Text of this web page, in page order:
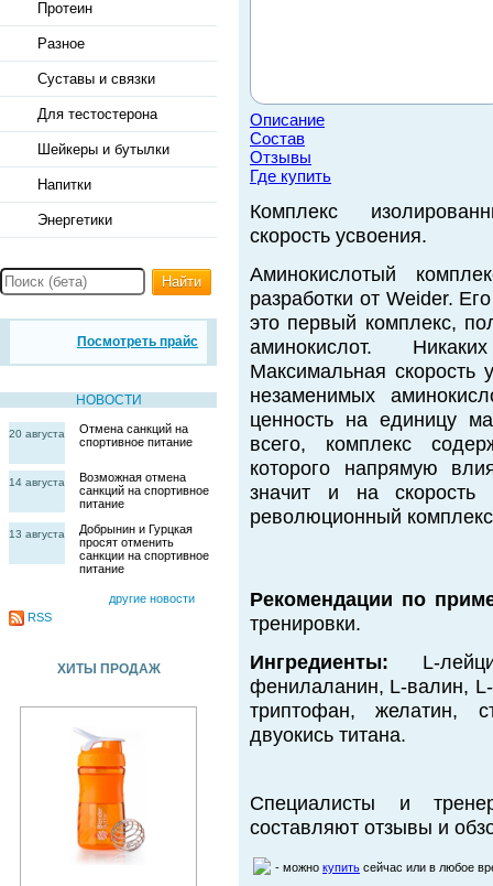
Протеин
Разное
Суставы и связки
Для тестостерона
Шейкеры и бутылки
Напитки
Энергетики
Найти
Посмотреть прайс
НОВОСТИ
20 августа
Отмена санкций на
спортивное питание
14 августа
Возможная отмена
санкций на спортивное
питание
13 августа
Добрынин и Гурцкая
просят отменить
санкции на спортивное
питание
другие новости
RSS
ХИТЫ ПРОДАЖ
Описание
Состав
Отзывы
Где купить
Комплекс
скорость усвоения.
Аминокислотый
разработки от Weider.
это первый комплекс,
аминокислот.
Максимальная скорость
незаменимых
ценность на единицу
всего, комплекс
которого напрямую
значит и на
революционный
Рекомендации по
тренировки.
Ингредиенты: L-
фенилаланин, L-валин,
триптофан, желатин,
двуокись титана.
Специалисты и
составляют отзывы и
- можно купить сейчас или в любое